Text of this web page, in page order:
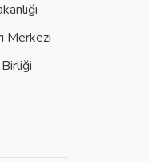
Merkezi
Birliği